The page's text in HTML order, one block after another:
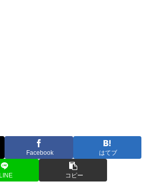
Facebook はてブ
LINE コピー